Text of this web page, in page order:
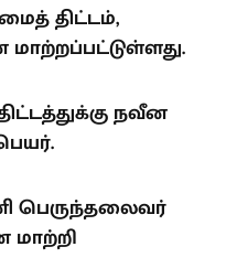
திட்டம்,
நவீன
பெருந்தலைவர்
மாற்றி